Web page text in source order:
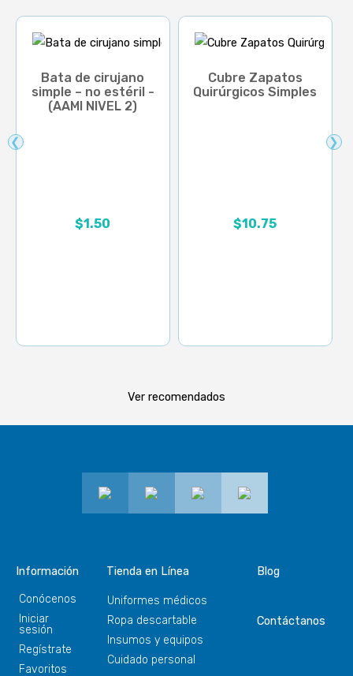
❮ ❯
Bata de cirujano
simple – no estéril -
(AAMI NIVEL 2)
$1.50
Cubre Zapatos
Quirúrgicos Simples
$10.75
Ver recomendados
Información
Conócenos
Iniciar
sesión
Regístrate
Favoritos
Tienda en Línea
Uniformes médicos
Ropa descartable
Insumos y equipos
Cuidado personal
Blog
Contáctanos